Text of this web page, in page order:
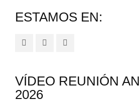
ESTAMOS EN:
VÍDEO REUNIÓN
2026